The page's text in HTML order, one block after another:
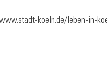
koeln.de/leben-in-